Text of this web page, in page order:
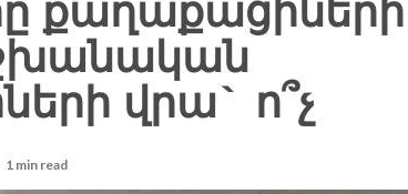
վրա` ո՞չ
1 min read